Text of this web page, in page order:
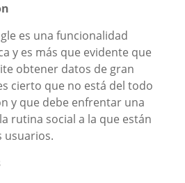
es una funcionalidad
y es más que evidente que
obtener datos de gran
cierto que no está del todo
y que debe enfrentar una
rutina social a la que están
usuarios.